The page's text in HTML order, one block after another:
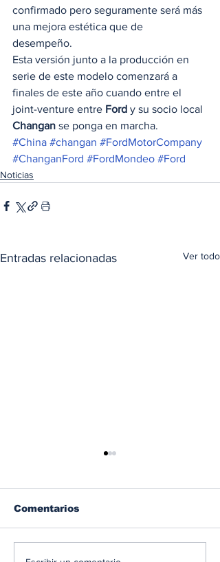
confirmado pero seguramente será más
una mejora estética que de
desempeño.
Esta versión junto a la producción en
serie de este modelo comenzará a
finales de este año cuando entre el
joint-venture entre Ford y su socio local
Changan se ponga en marcha.
#China #changan #FordMotorCompany
#ChanganFord #FordMondeo #Ford
Noticias
Entradas relacionadas Ver todo
Comentarios